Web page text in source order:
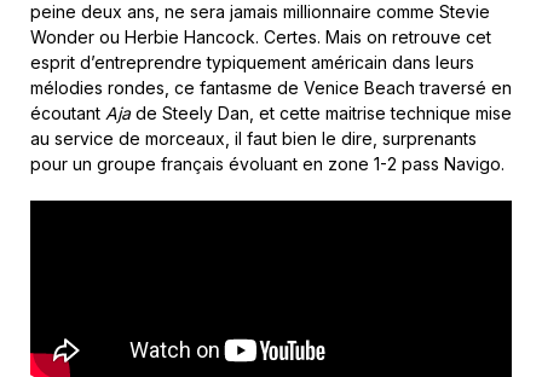
peine deux ans, ne sera jamais millionnaire comme Stevie
Wonder ou Herbie Hancock. Certes. Mais on retrouve cet
esprit d’entreprendre typiquement américain dans leurs
mélodies rondes, ce fantasme de Venice Beach traversé en
écoutant Ajade Steely Dan, et cette maitrise technique mise
au service de morceaux, il faut bien le dire, surprenants
pour un groupe français évoluant en zone 1-2 pass Navigo.